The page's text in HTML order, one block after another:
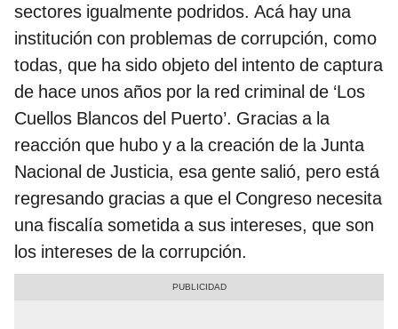
sectores igualmente podridos. Acá hay una
institución con problemas de corrupción, como
todas, que ha sido objeto del intento de captura
de hace unos años por la red criminal de ‘Los
Cuellos Blancos del Puerto’. Gracias a la
reacción que hubo y a la creación de la Junta
Nacional de Justicia, esa gente salió, pero está
regresando gracias a que el Congreso necesita
una fiscalía sometida a sus intereses, que son
los intereses de la corrupción.